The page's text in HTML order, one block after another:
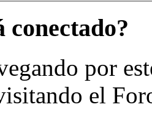
conectado?
por
el